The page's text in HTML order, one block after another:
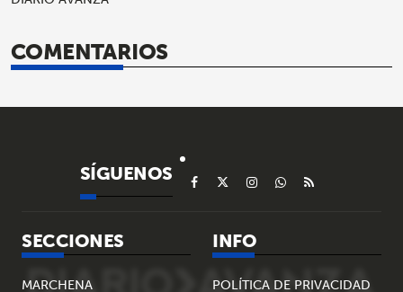
COMENTARIOS
SÍGUENOS
SECCIONES
MARCHENA
INFO
POLÍTICA DE PRIVACIDAD